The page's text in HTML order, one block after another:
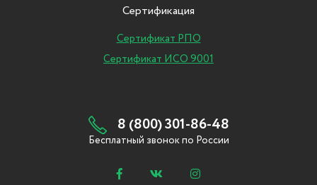
Сертификация
Сертификат РПО
Сертификат ИСО 9001
8 (800) 301-86-48
Бесплатный звонок по России